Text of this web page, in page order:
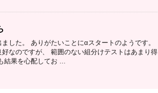
した。 ありがたいことにαスタートのようです。
なのですが、 範囲のない組分けテストはあまり得
結果を心配してお ...